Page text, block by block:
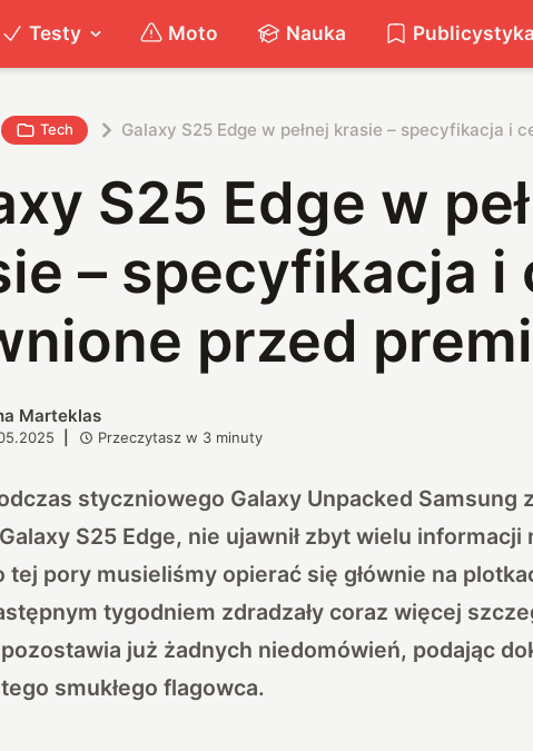
Testy Moto Nauka Publicystyka
Tech Galaxy S25 Edge w pełnej krasie – specyfikacja i
S25 Edge w
– specyfikacja i
przed
Marteklas
Przeczytasz w 3 minuty
styczniowego Galaxy Unpacked Samsung
S25 Edge, nie ujawnił zbyt wielu informacji
tej pory musieliśmy opierać się głównie na
tygodniem zdradzały coraz więcej
już żadnych niedomówień, podając
smukłego flagowca.